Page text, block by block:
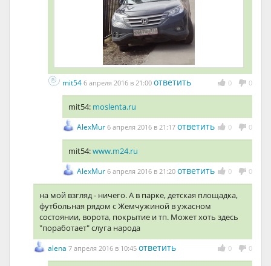
0 0
mit54 6 апреля 2016 в 21:00 ответить
mit54: moslenta.ru
0 0
AlexMur 6 апреля 2016 в 21:17 ответить
mit54:www.m24.ru
0 0
AlexMur 6 апреля 2016 в 21:20 ответить
на мой взгляд - ничего. А в парке, детская площадка,
футбольная рядом с Жемчужиной в ужасном
состоянии, ворота, покрытие и тп. Может хоть здесь
"поработает" слуга народа
0 0
alena 7 апреля 2016 в 10:45 ответить